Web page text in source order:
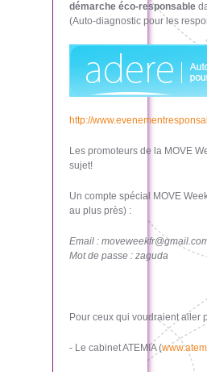
démarche éco-responsable
(Auto-diagnostic pour les
http://
Les promoteurs de la MOVE
sujet!
Un compte spécial MOVE
au plus près) :
Email :
Mot de passe : zaguda
Pour ceux qui voudraient aller
- Le cabinet ATEMIA (